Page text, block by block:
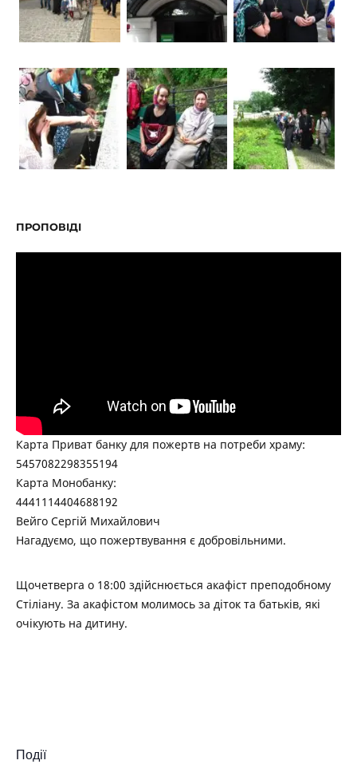
ПРОПОВІДІ
Карта Приват банку для пожертв на потреби храму:
5457082298355194
Карта Монобанку:
4441114404688192
Вейго Сергій Михайлович
Нагадуємо, що пожертвування є добровільними.
Щочетверга о 18:00 здійснюється акафіст преподобному
Стіліану. За акафістом молимось за діток та батьків, які
очікують на дитину.
Події